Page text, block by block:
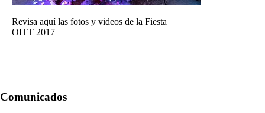
Revisa aquí las fotos y videos de la Fiesta
OITT 2017
Comunicados